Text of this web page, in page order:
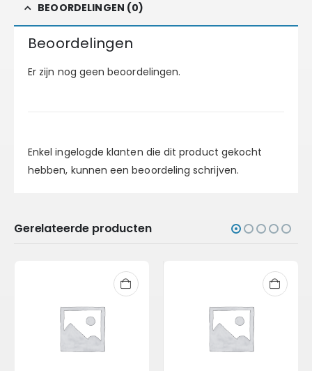
BEOORDELINGEN (0)
Beoordelingen
Er zijn nog geen beoordelingen.
Enkel ingelogde klanten die dit product gekocht
hebben, kunnen een beoordeling schrijven.
Gerelateerde producten